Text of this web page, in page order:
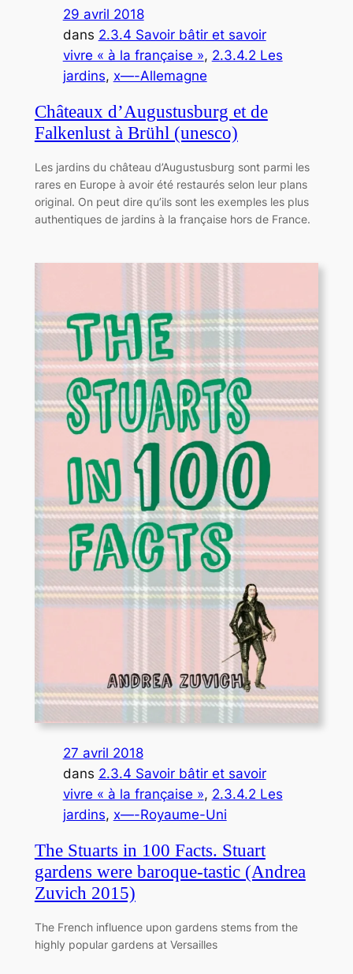
29 avril 2018
dans 2.3.4 Savoir bâtir et savoir
vivre « à la française », 2.3.4.2 Les
jardins, x—-Allemagne
Châteaux d’Augustusburg et de
Falkenlust à Brühl (unesco)
Les jardins du château d’Augustusburg sont parmi les
rares en Europe à avoir été restaurés selon leur plans
original. On peut dire qu’ils sont les exemples les plus
authentiques de jardins à la française hors de France.
27 avril 2018
dans 2.3.4 Savoir bâtir et savoir
vivre « à la française », 2.3.4.2 Les
jardins, x—-Royaume-Uni
The Stuarts in 100 Facts. Stuart
gardens were baroque-tastic (Andrea
Zuvich 2015)
The French influence upon gardens stems from the
highly popular gardens at Versailles